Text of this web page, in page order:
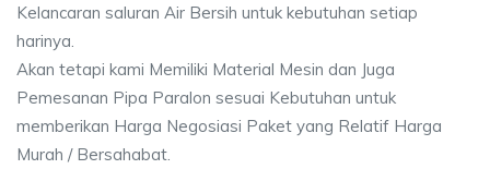
Kelancaran saluran Air Bersih untuk kebutuhan setiap
harinya.
Akan tetapi kami Memiliki Material Mesin dan Juga
Pemesanan Pipa Paralon sesuai Kebutuhan untuk
memberikan Harga Negosiasi Paket yang Relatif Harga
Murah / Bersahabat.